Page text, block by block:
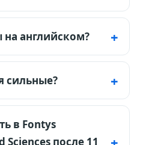
of applied sciences:
на практике,
к профессии, чем на
английском?
на английском.
сверить язык
и требования к
сильные?
для
business,
design, media и
в Fontys
после 11